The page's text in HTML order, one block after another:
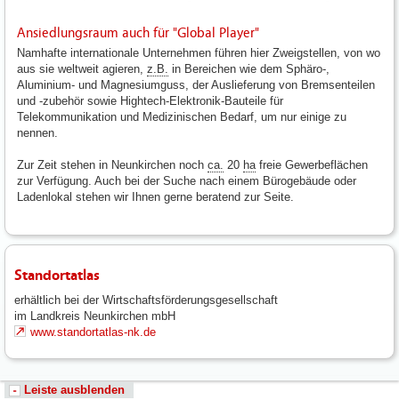
Ansiedlungsraum auch für "Global Player"
Namhafte internationale Unternehmen führen hier Zweigstellen, von wo
aus sie weltweit agieren, z.B. in Bereichen wie dem Sphäro-,
Aluminium- und Magnesiumguss, der Auslieferung von Bremsenteilen
und -zubehör sowie Hightech-Elektronik-Bauteile für
Telekommunikation und Medizinischen Bedarf, um nur einige zu
nennen.
Zur Zeit stehen in Neunkirchen noch ca. 20 ha freie Gewerbeflächen
zur Verfügung. Auch bei der Suche nach einem Bürogebäude oder
Ladenlokal stehen wir Ihnen gerne beratend zur Seite.
Standortatlas
erhältlich bei der Wirtschaftsförderungsgesellschaft
im Landkreis Neunkirchen mbH
www.standortatlas-nk.de
Leiste ausblenden